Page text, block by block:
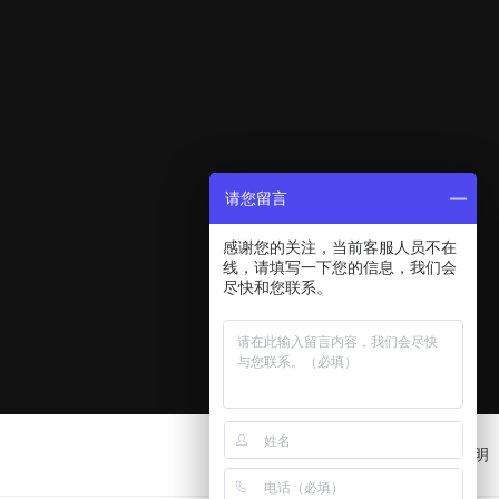
网站地图 免责申明
请您留言
感谢您的关注，当前客服人员不在
线，请填写一下您的信息，我们会
尽快和您联系。